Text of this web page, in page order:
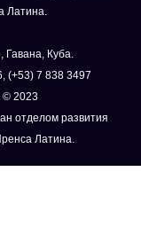
Латина.
Куба.
(+53) 7 838 3497
© 2023
отделом развития
Латина.